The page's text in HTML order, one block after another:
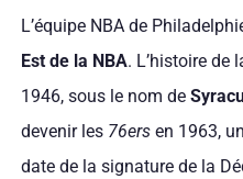
L’équipe NBA de
Est de la NBA. L’histoire de
1946, sous le nom de
devenir les 76ersen 1963,
date de la signature de la